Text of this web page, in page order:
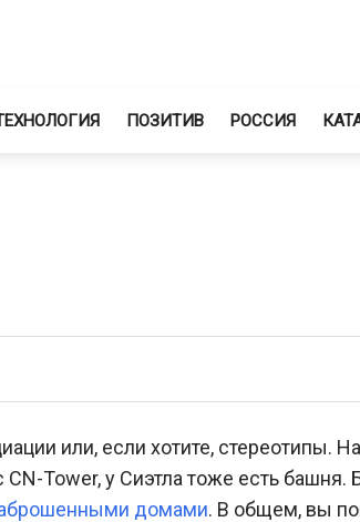
ПОЗИТИВ РОССИЯ
или, если хотите, стереотипы.
CN-Tower, у Сиэтла тоже есть башня.
домами. В общем, вы